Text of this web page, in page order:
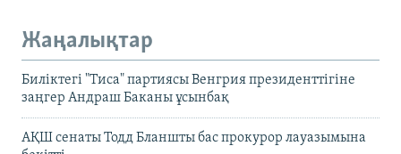
Жаңалықтар
Биліктегі "Тиса" партиясы Венгрия президенттігіне
заңгер Андраш Баканы ұсынбақ
АҚШ сенаты Тодд Бланшты бас прокурор лауазымына